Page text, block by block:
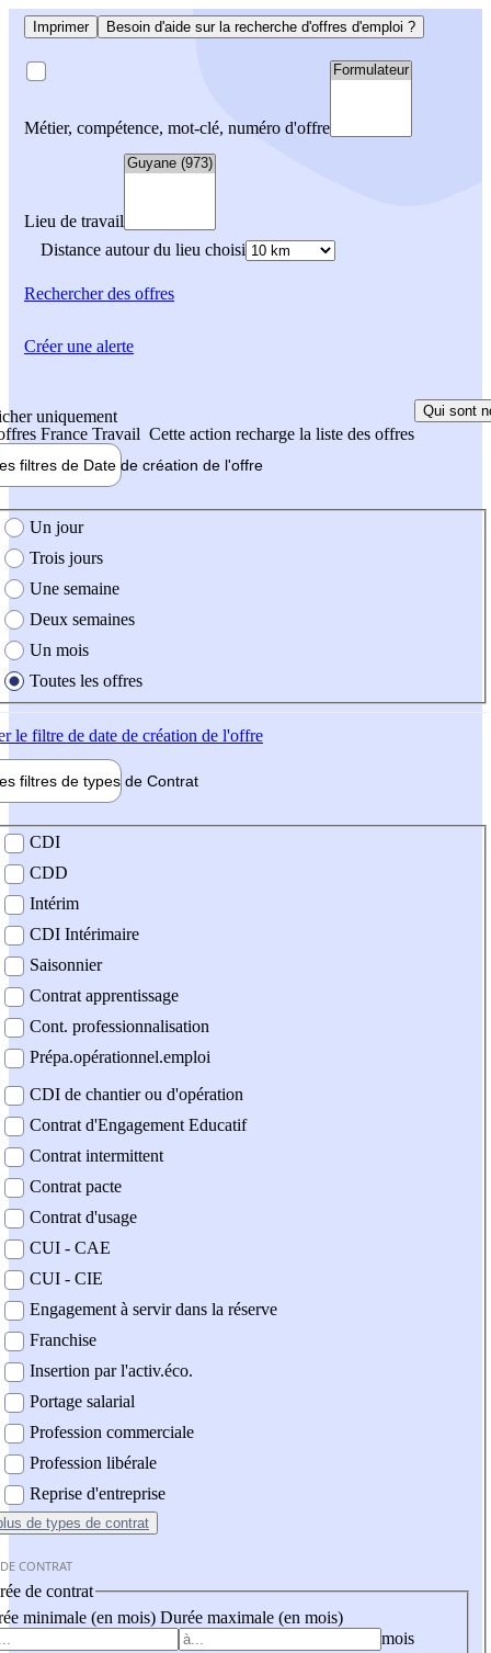
Imprimer Besoin d'aide sur la recherche d'offres d'emploi ?
Métier, compétence, mot-clé, numéro d'offre
Lieu de travail
Distance autour du lieu choisi
Rechercherdes offres
uniquement
France Travail Cette action recharge la liste des offres
Qui sont
filtres de Date de création de l'offre
création de l'offre
Un jour
Trois jours
Une semaine
Deux semaines
Un mois
Toutes les offres
le filtre de date de création de l'offre
filtres de types de Contrat
contrat
CDI
CDD
Intérim
CDI Intérimaire
Saisonnier
Contrat apprentissage
Cont. professionnalisation
Prépa.opérationnel.emploi
CDI de chantier ou d'opération
Contrat d'Engagement Educatif
Contrat intermittent
Contrat pacte
Contrat d'usage
CUI - CAE
CUI - CIE
Engagement à servir dans la réserve
Franchise
Insertion par l'activ.éco.
Portage salarial
Profession commerciale
Profession libérale
Reprise d'entreprise
de types de contrat
CONTRAT
de contrat
minimale (en mois) Durée maximale (en mois)
mois
Créer une alerte